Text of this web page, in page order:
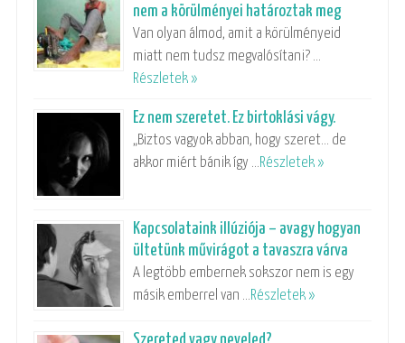
nem a körülményei határoztak meg
Van olyan álmod, amit a körülményeid
miatt nem tudsz megvalósítani? …
Részletek »
Ez nem szeretet. Ez birtoklási vágy.
„Biztos vagyok abban, hogy szeret… de
akkor miért bánik így …Részletek »
Kapcsolataink illúziója – avagy hogyan
ültetünk művirágot a tavaszra várva
A legtöbb embernek sokszor nem is egy
másik emberrel van …Részletek »